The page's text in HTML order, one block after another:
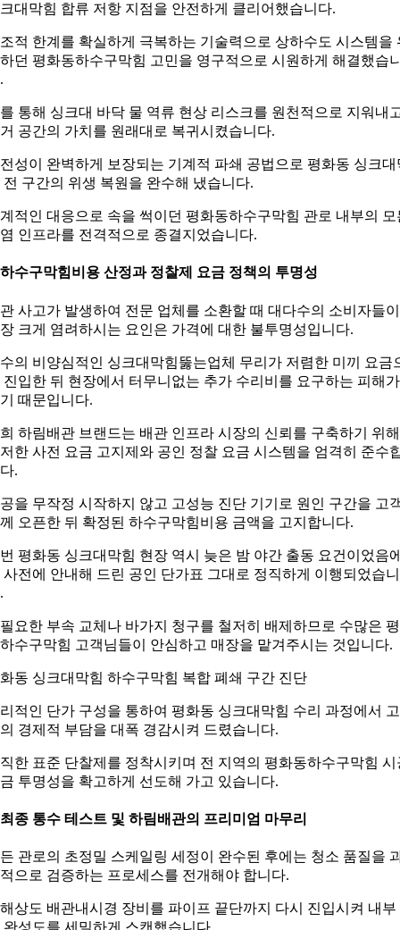
대막힘 합류 저항 지점을 안전하게 클리어했습니다.
적 한계를 확실하게 극복하는 기술력으로 상하수도 시스템을
던 평화동하수구막힘 고민을 영구적으로 시원하게 해결했습
통해 싱크대 바닥 물 역류 현상 리스크를 원천적으로 지워내
공간의 가치를 원래대로 복귀시켰습니다.
성이 완벽하게 보장되는 기계적 파쇄 공법으로 평화동 싱크대
전 구간의 위생 복원을 완수해 냈습니다.
적인 대응으로 속을 썩이던 평화동하수구막힘 관로 내부의 모
인프라를 전격적으로 종결지었습니다.
수구막힘비용 산정과 정찰제 요금 정책의 투명성
사고가 발생하여 전문 업체를 소환할 때 대다수의 소비자들이
크게 염려하시는 요인은 가격에 대한 불투명성입니다.
의 비양심적인 싱크대막힘뚫는업체 무리가 저렴한 미끼 요금
진입한 뒤 현장에서 터무니없는 추가 수리비를 요구하는 피해가
때문입니다.
하림배관 브랜드는 배관 인프라 시장의 신뢰를 구축하기 위해
한 사전 요금 고지제와 공인 정찰 요금 시스템을 엄격히 준수
.
을 무작정 시작하지 않고 고성능 진단 기기로 원인 구간을 고
오픈한 뒤 확정된 하수구막힘비용 금액을 고지합니다.
평화동 싱크대막힘 현장 역시 늦은 밤 야간 출동 요건이었음
사전에 안내해 드린 공인 단가표 그대로 정직하게 이행되었습니
요한 부속 교체나 바가지 청구를 철저히 배제하므로 수많은
수구막힘 고객님들이 안심하고 매장을 맡겨주시는 것입니다.
동 싱크대막힘 하수구막힘 복합 폐쇄 구간 진단
적인 단가 구성을 통하여 평화동 싱크대막힘 수리 과정에서
경제적 부담을 대폭 경감시켜 드렸습니다.
한 표준 단찰제를 정착시키며 전 지역의 평화동하수구막힘 시
투명성을 확고하게 선도해 가고 있습니다.
종 통수 테스트 및 하림배관의 프리미엄 마무리
관로의 초정밀 스케일링 세정이 완수된 후에는 청소 품질을
으로 검증하는 프로세스를 전개해야 합니다.
상도 배관내시경 장비를 파이프 끝단까지 다시 진입시켜 내부